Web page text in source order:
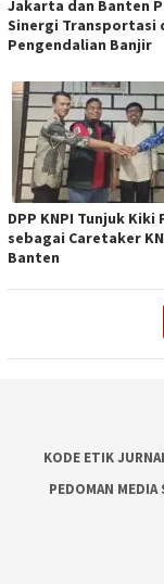
Jakarta dan Banten
Sinergi Transportasi
Pengendalian Banjir
DPP KNPI Tunjuk Kiki
sebagai Caretaker
Banten
KODE ETIK
PEDOMAN MEDIA